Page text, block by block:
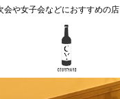
会や女子会などにおすすめの店